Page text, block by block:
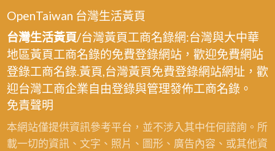
OpenTaiwan 台灣生活黃頁
台灣生活黃頁/台灣黃頁工商名錄網:台灣與大中華
地區黃頁工商名錄的免費登錄網站，歡迎免費網站
登錄工商名錄.黃頁,台灣黃頁免費登錄網站網址，歡
迎台灣工商企業自由登錄與管理發佈工商名錄。
免責聲明
本網站僅提供資訊參考平台，並不涉入其中任何諮詢。所
載一切的資訊、文字、照片、圖形、廣告內容、或其他資